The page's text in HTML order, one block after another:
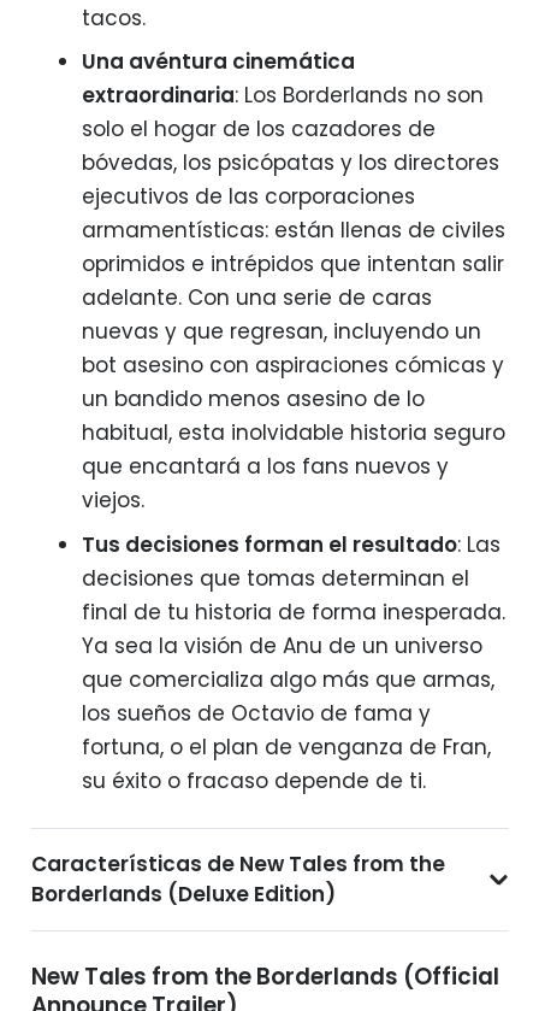
tacos.
Una avéntura cinemática
extraordinaria: Los Borderlands no son
solo el hogar de los cazadores de
bóvedas, los psicópatas y los directores
ejecutivos de las corporaciones
armamentísticas: están llenas de civiles
oprimidos e intrépidos que intentan salir
adelante. Con una serie de caras
nuevas y que regresan, incluyendo un
bot asesino con aspiraciones cómicas y
un bandido menos asesino de lo
habitual, esta inolvidable historia seguro
que encantará a los fans nuevos y
viejos.
Tus decisiones forman el resultado: Las
decisiones que tomas determinan el
final de tu historia de forma inesperada.
Ya sea la visión de Anu de un universo
que comercializa algo más que armas,
los sueños de Octavio de fama y
fortuna, o el plan de venganza de Fran,
su éxito o fracaso depende de ti.
Características de New Tales from the
Borderlands (Deluxe Edition)
New Tales from the Borderlands (Official